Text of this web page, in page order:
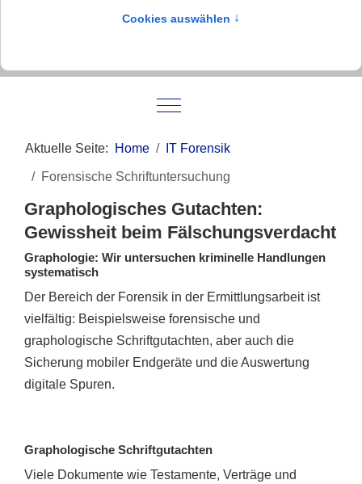
Cookies auswählen ↑
Mobile Menu Toggle
Aktuelle Seite: Home IT Forensik
Forensische Schriftuntersuchung
Graphologisches Gutachten:
Gewissheit beim Fälschungsverdacht
Graphologie: Wir untersuchen kriminelle Handlungen
systematisch
Der Bereich der Forensik in der Ermittlungsarbeit ist
vielfältig: Beispielsweise forensische und
graphologische Schriftgutachten, aber auch die
Sicherung mobiler Endgeräte und die Auswertung
digitale Spuren.
Graphologische Schriftgutachten
Viele Dokumente wie Testamente, Verträge und